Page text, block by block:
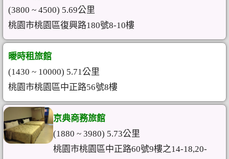
(3800 ~ 4500) 5.69公里
桃園市桃園區復興路180號8-10樓
曖時租旅館
(1430 ~ 10000) 5.71公里
桃園市桃園區中正路56號8樓
京典商務旅館
(1880 ~ 3980) 5.73公里
桃園市桃園區中正路60號9樓之14-18,20-